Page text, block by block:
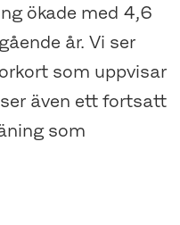
ökade med 4,6
år. Vi ser
som uppvisar
även ett fortsatt
som